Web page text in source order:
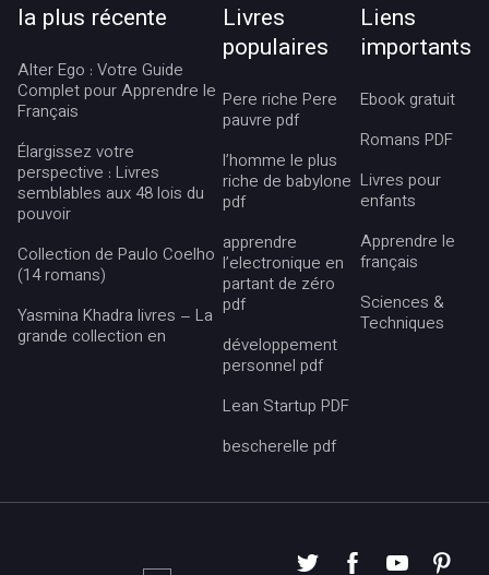
la plus récente
Alter Ego : Votre Guide
Complet pour Apprendre le
Français
Élargissez votre
perspective : Livres
semblables aux 48 lois du
pouvoir
Collection de Paulo Coelho
(14 romans)
Yasmina Khadra livres – La
grande collection en
Livres
populaires
Pere riche Pere
pauvre pdf
l’homme le plus
riche de babylone
pdf
apprendre
l’electronique en
partant de zéro
pdf
développement
personnel pdf
Lean Startup PDF
bescherelle pdf
Liens
importants
Ebook gratuit
Romans PDF
Livres pour
enfants
Apprendre le
français
Sciences &
Techniques